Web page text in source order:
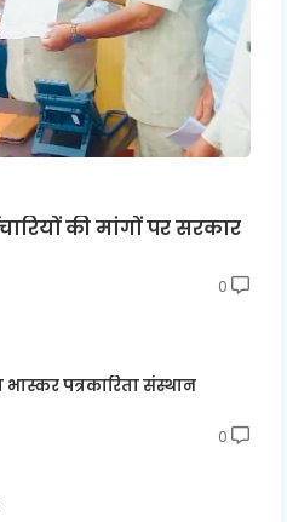
की मांगों पर सरकार
0
पत्रकारिता संस्थान
0